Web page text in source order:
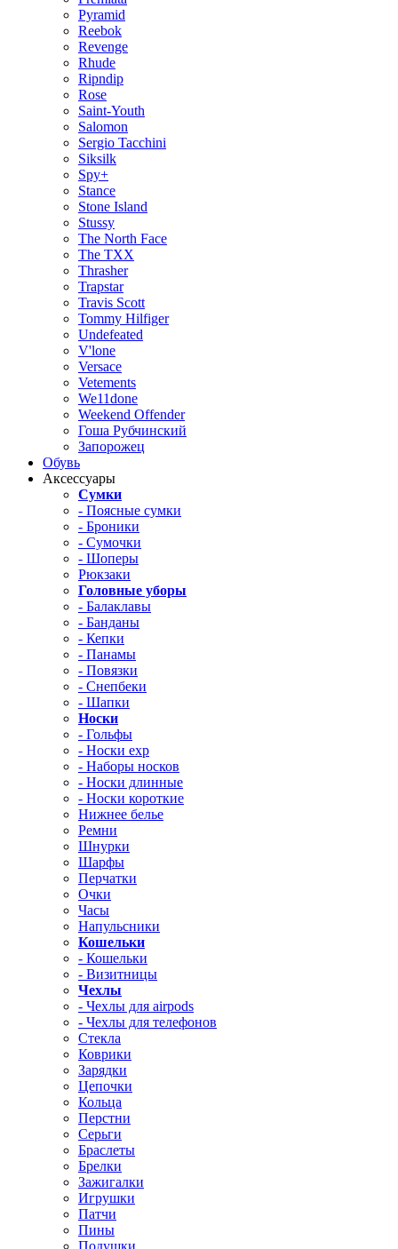
Pyramid
Reebok
Revenge
Rhude
Ripndip
Rose
Saint-Youth
Salomon
Sergio Tacchini
Siksilk
Spy+
Stance
Stone Island
Stussy
The North Face
The TXX
Thrasher
Trapstar
Travis Scott
Tommy Hilfiger
Undefeated
V'lone
Versace
Vetements
We11done
Weekend Offender
Гоша Рубчинский
Запорожец
Обувь
Аксессуары
Сумки
- Поясные сумки
- Броники
- Сумочки
- Шоперы
Рюкзаки
Головные уборы
- Балаклавы
- Банданы
- Кепки
- Панамы
- Повязки
- Снепбеки
- Шапки
Носки
- Гольфы
- Носки exp
- Наборы носков
- Носки длинные
- Носки короткие
Нижнее белье
Ремни
Шнурки
Шарфы
Перчатки
Очки
Часы
Напульсники
Кошельки
- Кошельки
- Визитницы
Чехлы
- Чехлы для airpods
- Чехлы для телефонов
Стекла
Коврики
Зарядки
Цепочки
Кольца
Перстни
Серьги
Браслеты
Брелки
Зажигалки
Игрушки
Патчи
Пины
Подушки